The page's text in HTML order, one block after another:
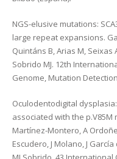
NGS-elusive mutations:
large repeat expansions.
Quintáns B, Arias M, Seixas
Sobrido MJ. 12th
Genome, Mutation
Oculodentodigital
associated with the p.V85M
Martínez-Montero, A
Escudero, J Molano, J